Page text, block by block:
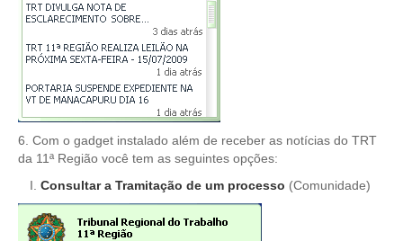
Responsabilidade Socioambiental
Comissão Permanente de Acessibilidade e Inclusão
Escola Judicial
Programa Trabalho Seguro
Coordenadoria de Saúde
Serviços
Ação Trabalhista (Atermação)
6. Com o gadget instalado além de receber as notícias do TRT
da 11ª Região você tem as seguintes opções:
Consultar a Tramitação de um processo (Comunidade)